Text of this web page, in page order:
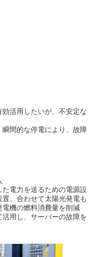
活用したいが、不安定な
間的な停電により、故障
電力を送るための電源設
、合わせて太陽光発電も
機の燃料消費量を削減
用し、サーバーの故障を